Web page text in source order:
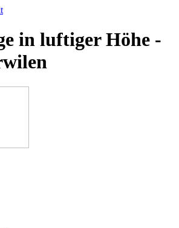
in luftiger Höhe -